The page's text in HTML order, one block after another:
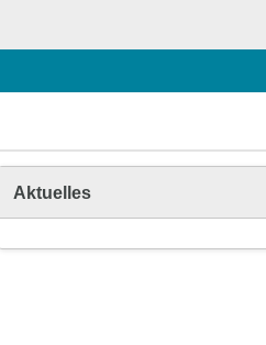
Aktuelles